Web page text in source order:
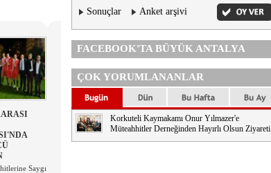
Saygı
Sonuçlar Anket arşivi
FACEBOOK'TA BÜYÜK ANTALYA
ÇOK YORUMLANANLAR
Korkuteli Kaymakamı Onur Yılmazer'e
Müteahhitler Derneğinden Hayırlı Olsun Ziyareti